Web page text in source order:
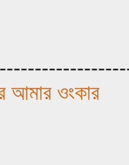
আমার ওংকার